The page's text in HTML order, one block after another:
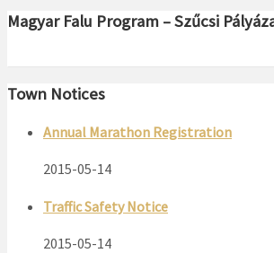
Magyar Falu Program – Szűcsi
Town Notices
Annual Marathon Registration
2015-05-14
Traffic Safety Notice
2015-05-14